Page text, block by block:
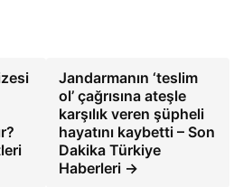
Jandarmanın ‘teslim
ol’ çağrısına ateşle
karşılık veren şüpheli
hayatını kaybetti – Son
Dakika Türkiye
Haberleri →